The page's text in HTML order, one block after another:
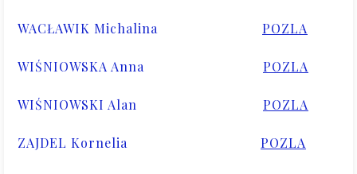
WACŁAWIK Michalina POZLA
WIŚNIOWSKA Anna POZLA
WIŚNIOWSKI Alan POZLA
ZAJDEL Kornelia POZLA